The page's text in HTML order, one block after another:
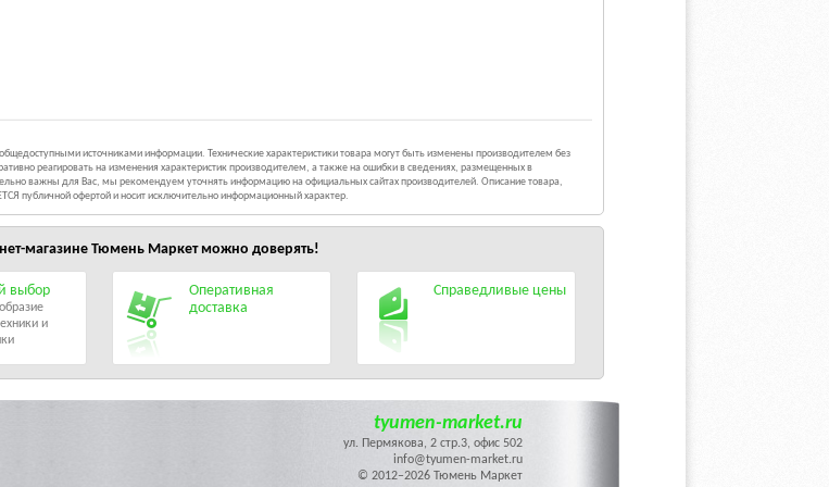
общедоступными источниками информации. Технические характеристики товара могут быть изменены производителем без
реагировать на изменения характеристик производителем, а также на ошибки в сведениях, размещенных в
важны для Вас, мы рекомендуем уточнять информацию на официальных сайтах производителей. Описание товара,
публичной офертой и носит исключительно информационный характер.
магазине Тюмень Маркетможно доверять!
выбор
и
Оперативная
доставка
Справедливые цены
tyumen-market.ru
ул. Пермякова, 2 стр.3, офис 502
info@tyumen-market.ru
© 2012–2026 Тюмень Маркет